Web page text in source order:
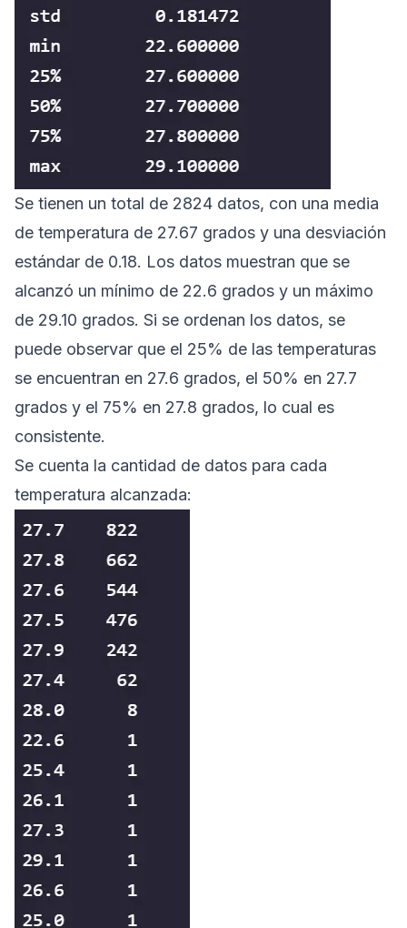
Se tienen un total de 2824 datos, con una media
de temperatura de 27.67 grados y una desviación
estándar de 0.18. Los datos muestran que se
alcanzó un mínimo de 22.6 grados y un máximo
de 29.10 grados. Si se ordenan los datos, se
puede observar que el 25% de las temperaturas
se encuentran en 27.6 grados, el 50% en 27.7
grados y el 75% en 27.8 grados, lo cual es
consistente.
Se cuenta la cantidad de datos para cada
temperatura alcanzada: